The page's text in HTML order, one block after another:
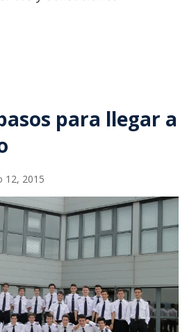
para llegar a
12, 2015